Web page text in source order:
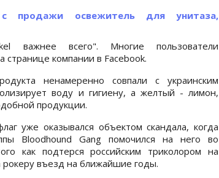
продажи освежитель для унитаза,
важнее всего". Многие пользователи
компании в Facebook.
ненамеренно совпали с украинским
воду и гигиену, а желтый - лимон,
продукции.
уже оказывался объектом скандала, когда
Bloodhound Gang помочился на него во
как подтерся российским триколором на
рокеру въезд на ближайшие годы.